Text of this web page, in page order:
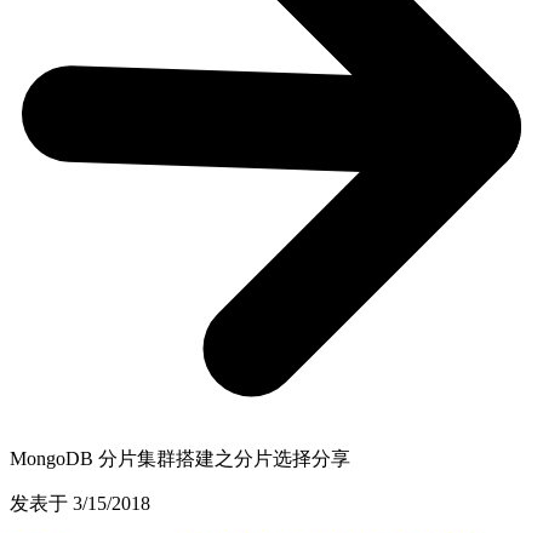
MongoDB 分片集群搭建之分片选择分享
发表于 3/15/2018